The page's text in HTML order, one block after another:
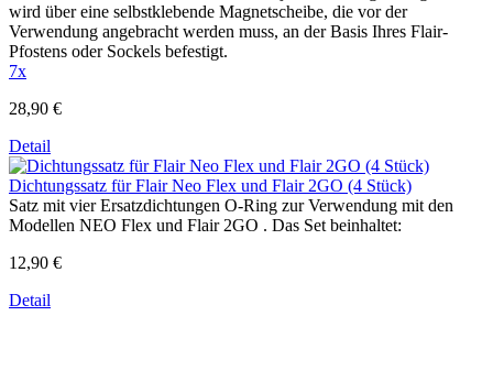
wird über eine selbstklebende Magnetscheibe, die vor der
Verwendung angebracht werden muss, an der Basis Ihres Flair-
Pfostens oder Sockels befestigt.
7x
28,90 €
Detail
Dichtungssatz für Flair Neo Flex und Flair 2GO (4 Stück)
Satz mit vier Ersatzdichtungen O-Ring zur Verwendung mit den
Modellen NEO Flex und Flair 2GO . Das Set beinhaltet:
12,90 €
Detail